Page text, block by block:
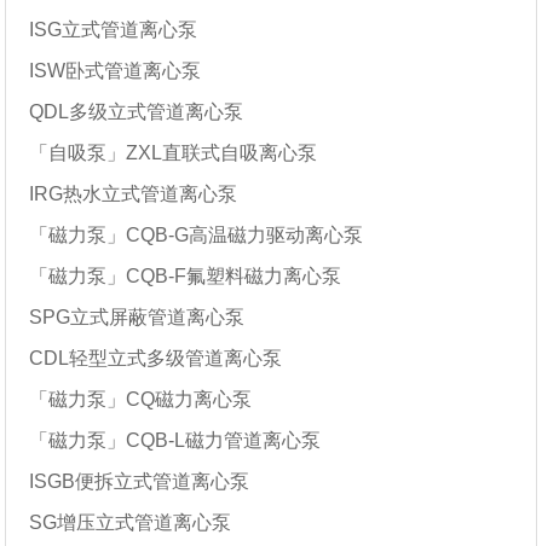
ISG立式管道离心泵
ISW卧式管道离心泵
QDL多级立式管道离心泵
「自吸泵」ZXL直联式自吸离心泵
IRG热水立式管道离心泵
「磁力泵」CQB-G高温磁力驱动离心泵
「磁力泵」CQB-F氟塑料磁力离心泵
SPG立式屏蔽管道离心泵
CDL轻型立式多级管道离心泵
「磁力泵」CQ磁力离心泵
「磁力泵」CQB-L磁力管道离心泵
ISGB便拆立式管道离心泵
SG增压立式管道离心泵